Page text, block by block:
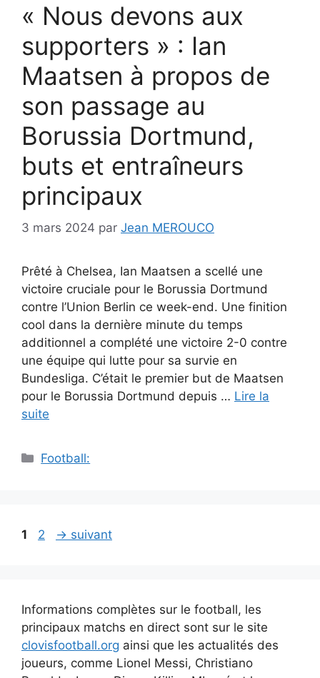
« Nous devons aux
supporters » : Ian
Maatsen à propos de
son passage au
Borussia Dortmund,
buts et entraîneurs
principaux
3 mars 2024 par Jean MEROUCO
Prêté à Chelsea, Ian Maatsen a scellé une
victoire cruciale pour le Borussia Dortmund
contre l’Union Berlin ce week-end. Une finition
cool dans la dernière minute du temps
additionnel a complété une victoire 2-0 contre
une équipe qui lutte pour sa survie en
Bundesliga. C’était le premier but de Maatsen
pour le Borussia Dortmund depuis … Lire la
suite
Catégories
Football:
Navigation
Page
1 Page
2 → suivant
Informations complètes sur le football, les
principaux matchs en direct sont sur le site
clovisfootball.org ainsi que les actualités des
joueurs, comme Lionel Messi, Christiano